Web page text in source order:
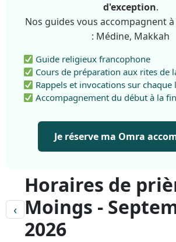
d'exception.
Nos guides vous accompagnent
: Médine, Makkah
Guide religieux francophone
Cours de préparation aux rites de
Rappels et invocations sur chaque
Accompagnement du début à la fin
Je réserve ma Omra
‹
Horaires de
Moings -
2026